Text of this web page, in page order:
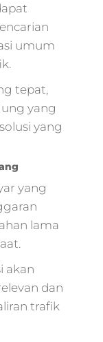
umum
tepat,
yang
yang
yang
lama
akan
dan
trafik